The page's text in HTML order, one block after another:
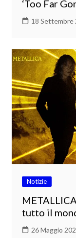
‘Too Far
18 Settembre
Notizie
tutto il
26 Maggio